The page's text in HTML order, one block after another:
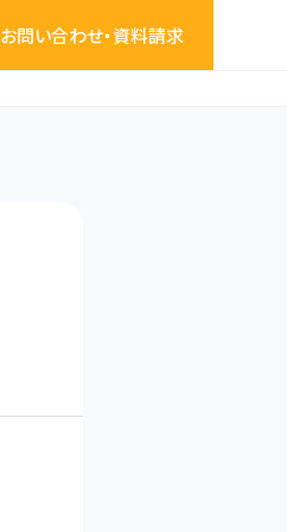
お問い合わせ・資料請求